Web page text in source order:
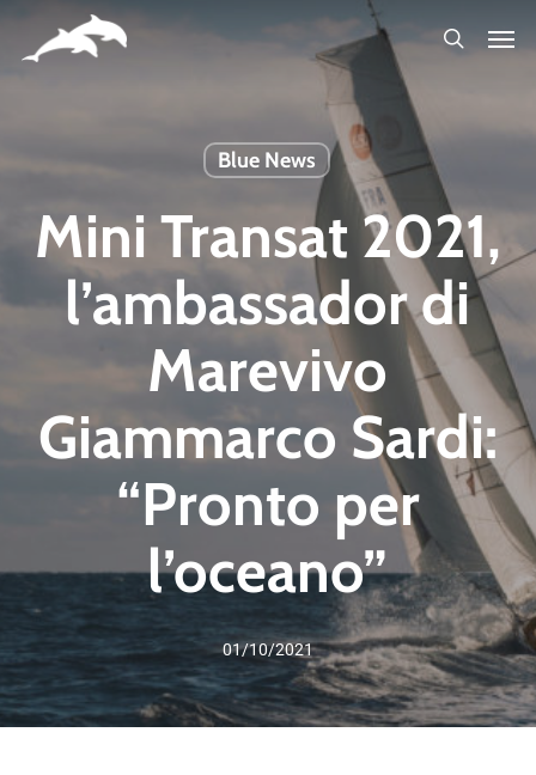
Skip
Blue News
Mini Transat 2021,
l’ambassador di
Marevivo
Giammarco Sardi:
“Pronto per
l’oceano”
01/10/2021